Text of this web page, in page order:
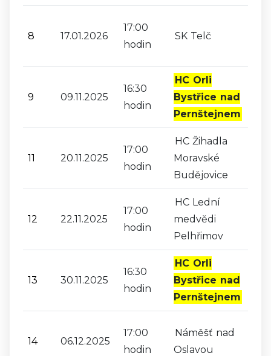
8 17.01.2026
17:00
hodin
SK Telč
9 09.11.2025
16:30
hodin
HC Orli
Bystřice nad
Pernštejnem
11 20.11.2025
17:00
hodin
HC Žihadla
Moravské
Budějovice
12 22.11.2025
17:00
hodin
HC Lední
medvědi
Pelhřimov
13 30.11.2025
16:30
hodin
HC Orli
Bystřice nad
Pernštejnem
14 06.12.2025
17:00
hodin
Náměšť nad
Oslavou